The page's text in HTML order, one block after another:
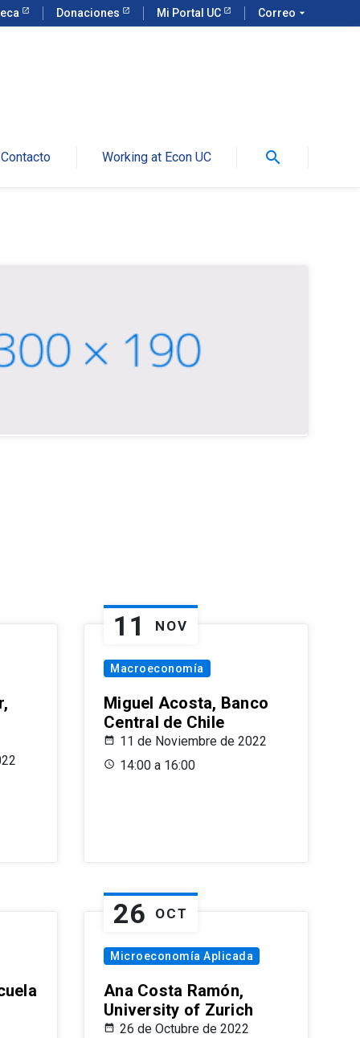
Donaciones Mi Portal UC Correo arrow_drop_down
Contacto Working at Econ UC search
11 NOV
Macroeconomía
Miguel Acosta, Banco
Central de Chile
11 de Noviembre de 2022
14:00 a 16:00
26 OCT
Microeconomía Aplicada
Ana Costa Ramón,
University of Zurich
26 de Octubre de 2022